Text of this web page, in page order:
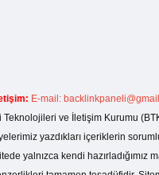
E-mail:
ve İletişim Kurumu
yazdıkları içeriklerin
yalnızca kendi